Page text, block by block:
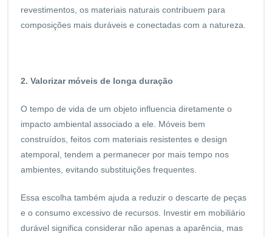
revestimentos, os materiais naturais contribuem para
composições mais duráveis e conectadas com a natureza.
2. Valorizar móveis de longa duração
O tempo de vida de um objeto influencia diretamente o
impacto ambiental associado a ele. Móveis bem
construídos, feitos com materiais resistentes e design
atemporal, tendem a permanecer por mais tempo nos
ambientes, evitando substituições frequentes.
Essa escolha também ajuda a reduzir o descarte de peças
e o consumo excessivo de recursos. Investir em mobiliário
durável significa considerar não apenas a aparência, mas